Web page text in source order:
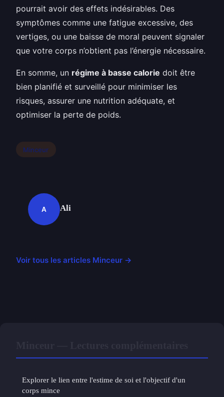
pourrait avoir des effets indésirables. Des
symptômes comme une fatigue excessive, des
vertiges, ou une baisse de moral peuvent signaler
que votre corps n’obtient pas l’énergie nécessaire.
En somme, un régime à basse calorie doit être
bien planifié et surveillé pour minimiser les
risques, assurer une nutrition adéquate, et
optimiser la perte de poids.
Minceur
A Ali
Voir tous les articles Minceur →
Explorer le lien entre l'estime de soi et l'objectif d'un
corps mince